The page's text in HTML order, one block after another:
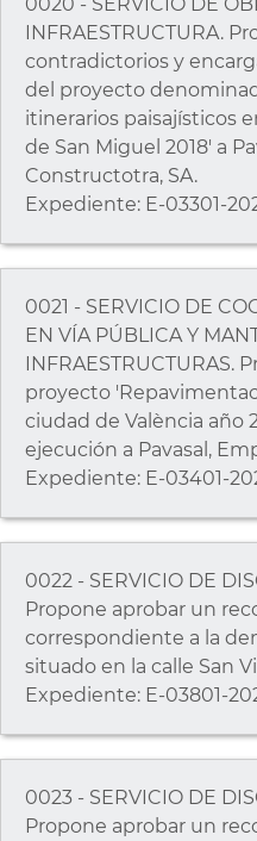
INFRAESTRUCTURA.
contradictorios y
del proyecto
itinerarios paisajísticos
de San Miguel 2018' a
Constructotra, SA.
Expediente: E-03301-
0021 - SERVICIO DE
EN VÍA PÚBLICA Y
INFRAESTRUCTURAS.
proyecto
ciudad de València año
ejecución a Pavasal,
Expediente: E-03401-
0022 - SERVICIO DE
Propone aprobar un
correspondiente a la
situado en la calle San
Expediente: E-03801-
0023 - SERVICIO DE
Propone aprobar un